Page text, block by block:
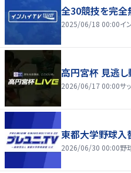
全30競技を完全
2025/06/18 00:00イ
高円宮杯 見逃し
2026/06/17 00:00サ
東都大学野球入
2026/06/30 00:00野